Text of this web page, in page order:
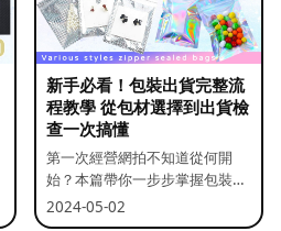
新手必看！包裝出貨完整流
程教學 從包材選擇到出貨檢
查一次搞懂
第一次經營網拍不知道從何開
始？本篇帶你一步步掌握包裝流
程與出貨前檢查重點。
2024-05-02